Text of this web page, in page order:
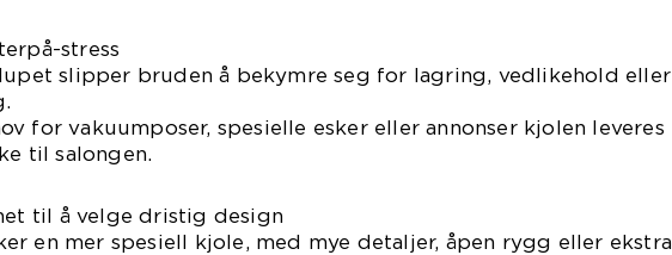
stress
slipper bruden å bekymre seg for lagring, vedlikehold eller
for vakuumposer, spesielle esker eller annonser kjolen leveres
til salongen.
til å velge dristig design
en mer spesiell kjole, med mye detaljer, åpen rygg eller ekstra